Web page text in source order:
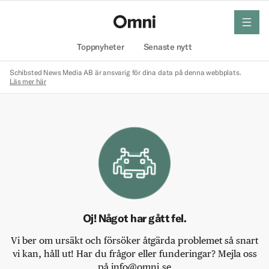
Toppnyheter Senaste nytt
meny
Schibsted News Media AB är ansvarig för dina data på denna webbplats.
Läs mer här
Oj! Något har gått fel.
Vi ber om ursäkt och försöker åtgärda problemet så snart
vi kan, håll ut! Har du frågor eller funderingar? Mejla oss